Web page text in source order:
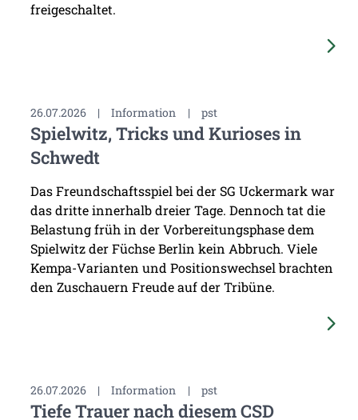
freigeschaltet.
26.07.2026 | Information | pst
Spielwitz, Tricks und Kurioses in
Schwedt
Das Freundschaftsspiel bei der SG Uckermark war
das dritte innerhalb dreier Tage. Dennoch tat die
Belastung früh in der Vorbereitungsphase dem
Spielwitz der Füchse Berlin kein Abbruch. Viele
Kempa-Varianten und Positionswechsel brachten
den Zuschauern Freude auf der Tribüne.
26.07.2026 | Information | pst
Tiefe Trauer nach diesem CSD